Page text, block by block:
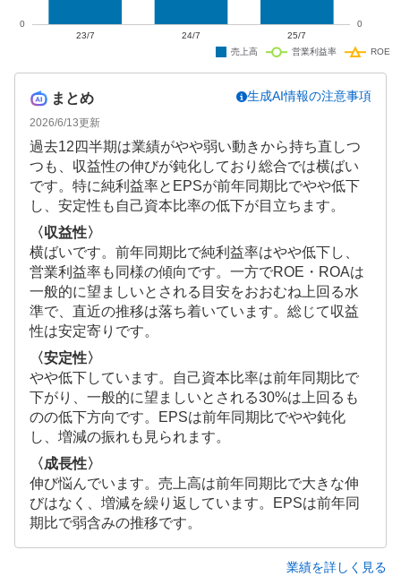
まとめ
2026/6/13更新
生成AI情報の注意事項
過去12四半期は業績がやや弱い動きから持ち直しつ
つも、収益性の伸びが鈍化しており総合では横ばい
です。特に純利益率とEPSが前年同期比でやや低下
し、安定性も自己資本比率の低下が目立ちます。
〈収益性〉
横ばいです。前年同期比で純利益率はやや低下し、
営業利益率も同様の傾向です。一方でROE・ROAは
一般的に望ましいとされる目安をおおむね上回る水
準で、直近の推移は落ち着いています。総じて収益
性は安定寄りです。
〈安定性〉
やや低下しています。自己資本比率は前年同期比で
下がり、一般的に望ましいとされる30%は上回るも
のの低下方向です。EPSは前年同期比でやや鈍化
し、増減の振れも見られます。
〈成長性〉
伸び悩んでいます。売上高は前年同期比で大きな伸
びはなく、増減を繰り返しています。EPSは前年同
期比で弱含みの推移です。
業績を詳しく見る